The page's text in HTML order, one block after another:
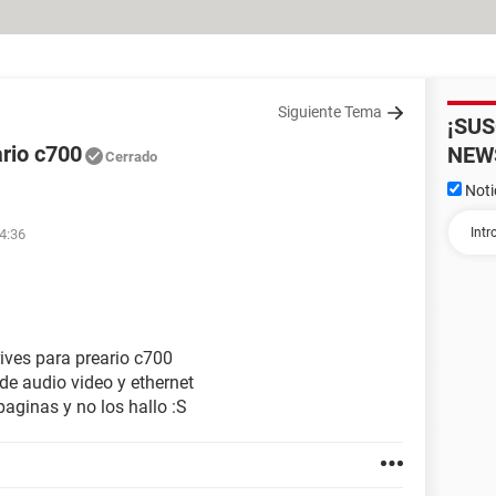
Siguiente Tema
c700 Cerrado
para preario c700
audio video y ethernet
y no los hallo :S